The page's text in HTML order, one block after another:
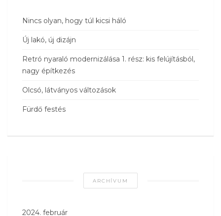
Nincs olyan, hogy túl kicsi háló
Új lakó, új dizájn
Retró nyaraló modernizálása 1. rész: kis felújításból,
nagy építkezés
Olcsó, látványos változások
Fürdő festés
ARCHÍVUM
2024. február